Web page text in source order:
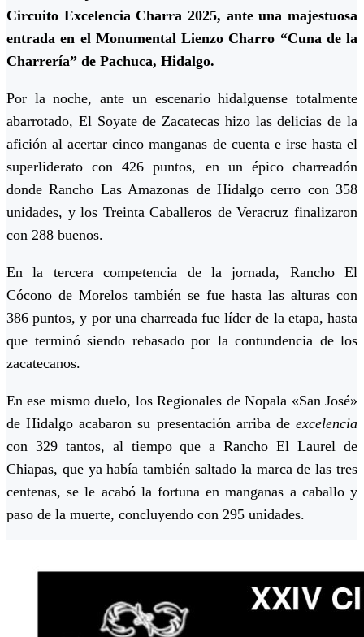
Circuito Excelencia Charra 2025, ante una majestuosa
entrada en el Monumental Lienzo Charro “Cuna de la
Charrería” de Pachuca, Hidalgo.
Por la noche, ante un escenario hidalguense totalmente
abarrotado, El Soyate de Zacatecas hizo las delicias de la
afición al acertar cinco manganas de cuenta e irse hasta el
superliderato con 426 puntos, en un épico charreadón
donde Rancho Las Amazonas de Hidalgo cerro con 358
unidades, y los Treinta Caballeros de Veracruz finalizaron
con 288 buenos.
En la tercera competencia de la jornada, Rancho El
Cócono de Morelos también se fue hasta las alturas con
386 puntos, y por una charreada fue líder de la etapa, hasta
que terminó siendo rebasado por la contundencia de los
zacatecanos.
En ese mismo duelo, los Regionales de Nopala «San José»
de Hidalgo acabaron su presentación arriba de excelencia
con 329 tantos, al tiempo que a Rancho El Laurel de
Chiapas, que ya había también saltado la marca de las tres
centenas, se le acabó la fortuna en manganas a caballo y
paso de la muerte, concluyendo con 295 unidades.